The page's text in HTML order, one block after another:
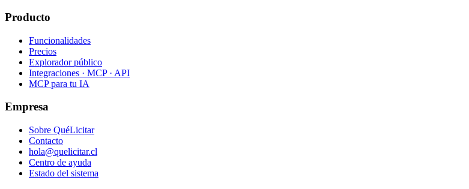
Producto
Funcionalidades
Precios
Explorador público
Integraciones · MCP · API
MCP para tu IA
Empresa
Sobre QuéLicitar
Contacto
hola@quelicitar.cl
Centro de ayuda
Estado del sistema